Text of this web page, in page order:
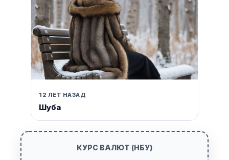
12 ЛЕТ НАЗАД
Шуба
КУРС ВАЛЮТ (НБУ)